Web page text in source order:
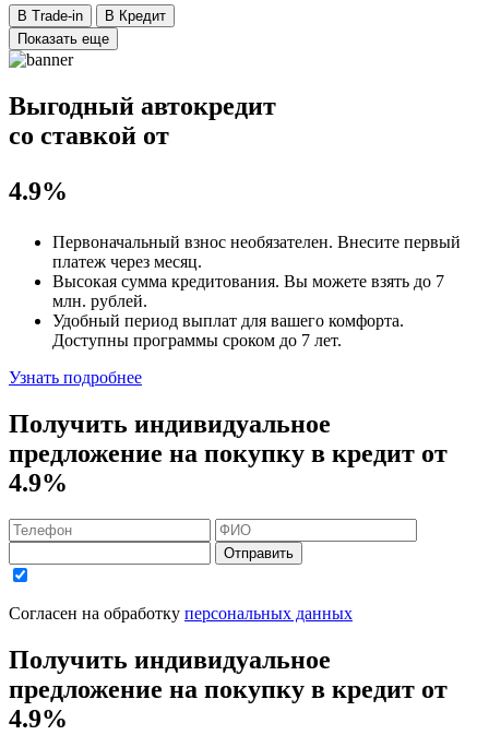
В Trade-in
В Кредит
Показать еще
Выгодный автокредит
со ставкой от
4.9%
Первоначальный взнос необязателен. Внесите первый
платеж через месяц.
Высокая сумма кредитования. Вы можете взять до 7
млн. рублей.
Удобный период выплат для вашего комфорта.
Доступны программы сроком до 7 лет.
Узнать подробнее
Получить индивидуальное
предложение на покупку в кредит от
4.9%
Отправить
Согласен на обработку персональных данных
Получить индивидуальное
предложение на покупку в кредит от
4.9%